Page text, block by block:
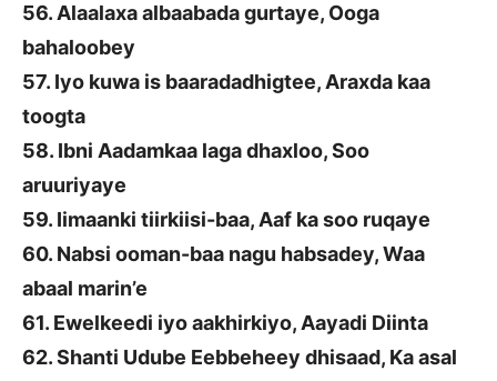
56. Alaalaxa albaabada gurtaye, Ooga
bahaloobey
57. Iyo kuwa is baaradadhigtee, Araxda kaa
toogta
58. Ibni Aadamkaa laga dhaxloo, Soo
aruuriyaye
59. Iimaanki tiirkiisi-baa, Aaf ka soo ruqaye
60. Nabsi ooman-baa nagu habsadey, Waa
abaal marin’e
61. Ewelkeedi iyo aakhirkiyo, Aayadi Diinta
62. Shanti Udube Eebbeheey dhisaad, Ka asal